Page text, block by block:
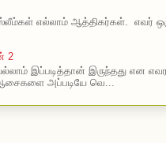
எல்லாம் ஆத்திகர்கள். எவர்
2
இப்படித்தான் இருந்தது என
அப்படியே வெ...